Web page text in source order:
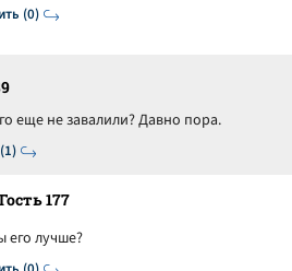
(0)
еще не завалили? Давно пора.
Гость 177
его лучше?